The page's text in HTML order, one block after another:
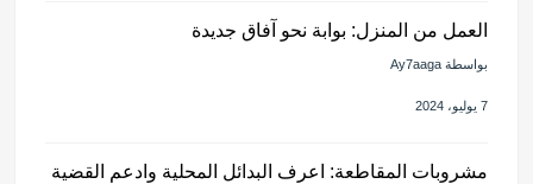
العمل من المنزل: بوابة نحو آفاق جديدة
بواسطة Ay7aaga
7 يوليو، 2024
مشروبات المقاطعة: اعرف البدائل المحلية وادعم القضية